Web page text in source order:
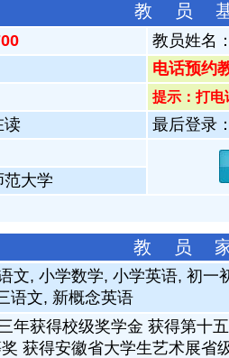
教 员
教员姓名：
电话预约
提示：打电
读
最后登录
范大学
教 员
文, 小学数学, 小学英语, 初一
语文, 新概念英语
年获得校级奖学金 获得第十
获得安徽省大学生艺术展省